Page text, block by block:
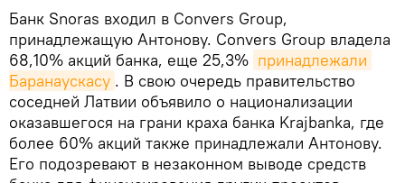
Банк Snoras входил в Convers Group,
принадлежащую Антонову. Convers Group владела
68,10% акций банка, еще 25,3% принадлежали
Баранаускасу . В свою очередь правительство
соседней Латвии объявило о национализации
оказавшегося на грани краха банка Krajbanka, где
более 60% акций также принадлежали Антонову.
Его подозревают в незаконном выводе средств